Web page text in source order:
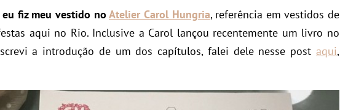
eu fiz meu vestido noAtelier Carol Hungria, referência em vestidos de
aqui no Rio. Inclusive a Carol lançou recentemente um livro no
a introdução de um dos capítulos, falei dele nesse post aqui,